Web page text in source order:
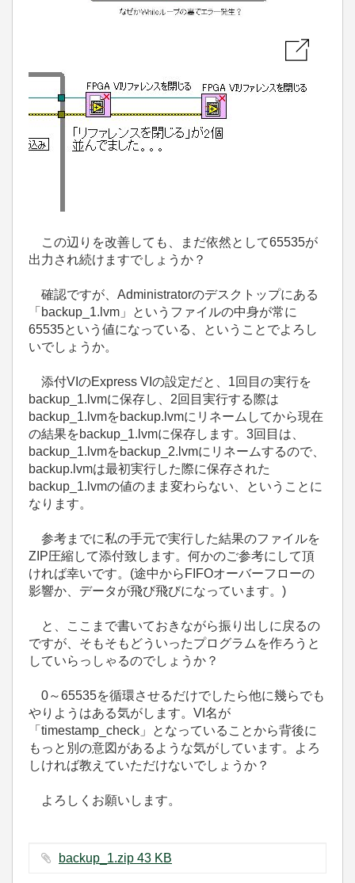
この辺りを改善しても、まだ依然として65535が
出力され続けますでしょうか？
確認ですが、Administratorのデスクトップにある
「backup_1.lvm」というファイルの中身が常に
65535という値になっている、ということでよろし
いでしょうか。
添付VIのExpress VIの設定だと、1回目の実行を
backup_1.lvmに保存し、2回目実行する際は
backup_1.lvmをbackup.lvmにリネームしてから現在
の結果をbackup_1.lvmに保存します。3回目は、
backup_1.lvmをbackup_2.lvmにリネームするので、
backup.lvmは最初実行した際に保存された
backup_1.lvmの値のまま変わらない、ということに
なります。
参考までに私の手元で実行した結果のファイルを
ZIP圧縮して添付致します。何かのご参考にして頂
ければ幸いです。(途中からFIFOオーバーフローの
影響か、データが飛び飛びになっています。)
と、ここまで書いておきながら振り出しに戻るの
ですが、そもそもどういったプログラムを作ろうと
していらっしゃるのでしょうか？
0～65535を循環させるだけでしたら他に幾らでも
やりようはある気がします。VI名が
「timestamp_check」となっていることから背後に
もっと別の意図があるような気がしています。よろ
しければ教えていただけないでしょうか？
よろしくお願いします。
backup_1.zip ‏43 KB